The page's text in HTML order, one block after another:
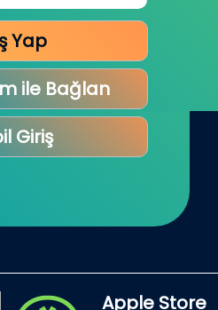
Yap
ile Bağlan
Giriş
Apple Store